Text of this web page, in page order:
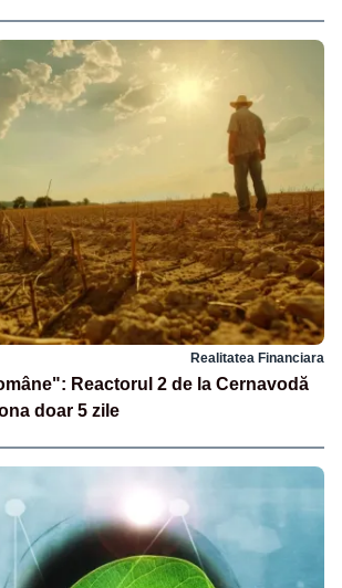
Realitatea Financiara
Reactorul 2 de la Cernavodă
doar 5 zile